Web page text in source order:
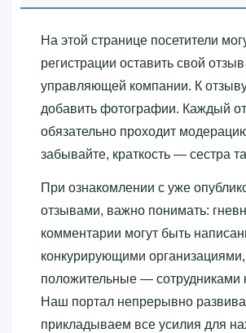
На этой странице посетители
регистрации оставить свой
управляющей компании. К
добавить фотографии. Каждый
обязательно проходит
забывайте, краткость — сестра
При ознакомлении с уже
отзывами, важно понимать:
комментарии могут быть
конкурирующими
положительные — сотрудниками
Наш портал непрерывно
прикладываем все усилия для